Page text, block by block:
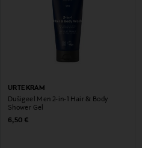
URTEKRAM
Dušigeel Men 2-in-1 Hair & Body
Shower Gel
Original Price
6,50 €